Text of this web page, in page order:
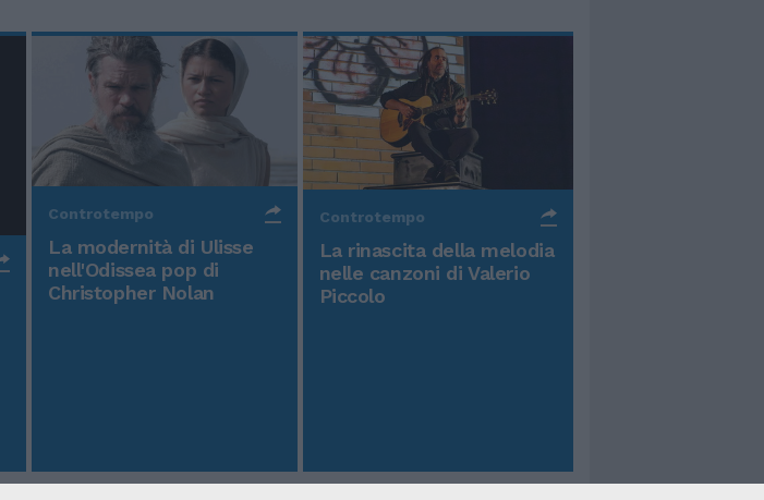
Controtempo
La modernità di Ulisse
nell'Odissea pop di
Christopher Nolan
Controtempo
La rinascita della melodia
nelle canzoni di Valerio
Piccolo